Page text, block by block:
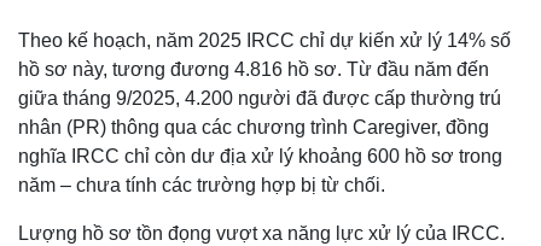
Theo kế hoạch, năm 2025 IRCC chỉ dự kiến xử lý 14% số
hồ sơ này, tương đương 4.816 hồ sơ. Từ đầu năm đến
giữa tháng 9/2025, 4.200 người đã được cấp thường trú
nhân (PR) thông qua các chương trình Caregiver, đồng
nghĩa IRCC chỉ còn dư địa xử lý khoảng 600 hồ sơ trong
năm – chưa tính các trường hợp bị từ chối.
Lượng hồ sơ tồn đọng vượt xa năng lực xử lý của IRCC.